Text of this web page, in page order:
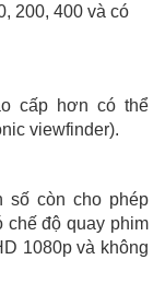
200, 400 và có
cấp hơn có thể
viewfinder).
số còn cho phép
chế độ quay phim
1080p và không